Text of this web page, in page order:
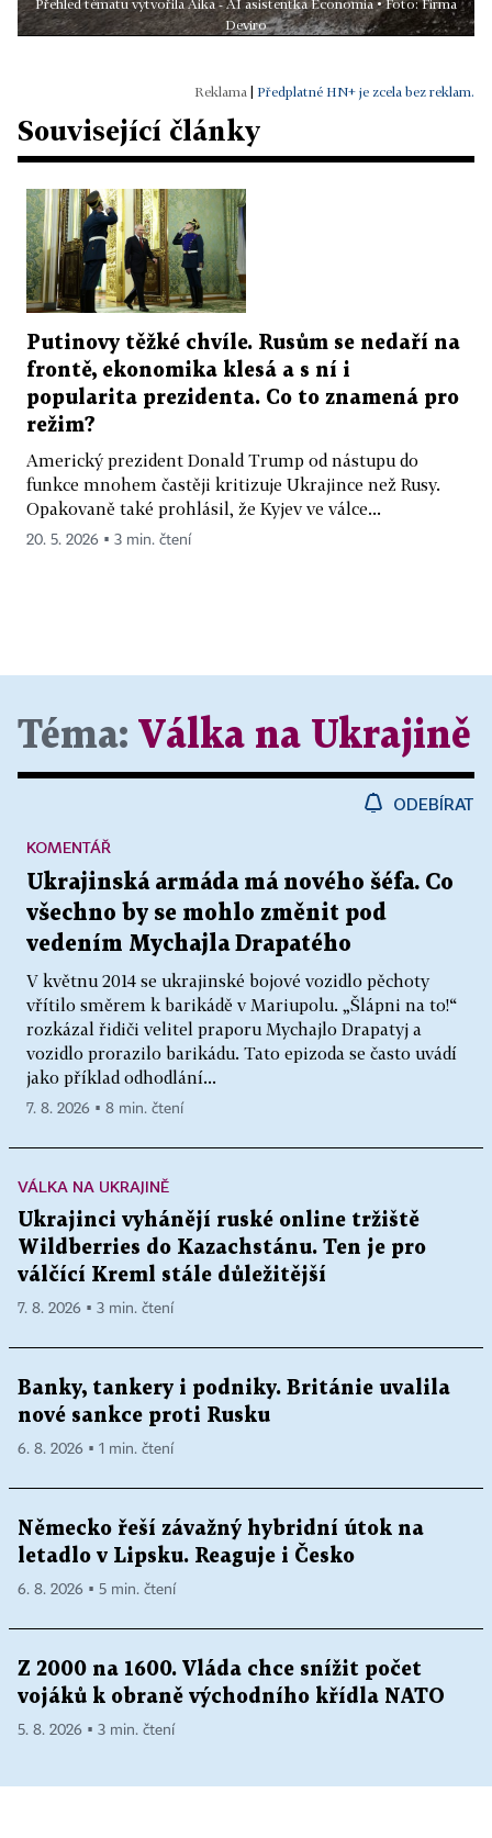
Přehled tématu vytvořila Aika - AI asistentka Economia • Foto: Firma
Deviro
Předplatné HN+ je zcela bez reklam.
Související články
Putinovy těžké chvíle. Rusům se nedaří na
frontě, ekonomika klesá a s ní i
popularita prezidenta. Co to znamená pro
režim?
Americký prezident Donald Trump od nástupu do
funkce mnohem častěji kritizuje Ukrajince než Rusy.
Opakovaně také prohlásil, že Kyjev ve válce...
20. 5. 2026 ▪ 3 min. čtení
Téma: Válka na Ukrajině
ODEBÍRAT
Ukrajinská armáda má nového šéfa. Co
všechno by se mohlo změnit pod
vedením Mychajla Drapatého
V květnu 2014 se ukrajinské bojové vozidlo pěchoty
vřítilo směrem k barikádě v Mariupolu. „Šlápni na to!“
rozkázal řidiči velitel praporu Mychajlo Drapatyj a
vozidlo prorazilo barikádu. Tato epizoda se často uvádí
jako příklad odhodlání...
KOMENTÁŘ
7. 8. 2026 ▪ 8 min. čtení
VÁLKA NA UKRAJINĚ
Ukrajinci vyhánějí ruské online tržiště
Wildberries do Kazachstánu. Ten je pro
válčící Kreml stále důležitější
7. 8. 2026 ▪ 3 min. čtení
Banky, tankery i podniky. Británie uvalila
nové sankce proti Rusku
6. 8. 2026 ▪ 1 min. čtení
Německo řeší závažný hybridní útok na
letadlo v Lipsku. Reaguje i Česko
6. 8. 2026 ▪ 5 min. čtení
Z 2000 na 1600. Vláda chce snížit počet
vojáků k obraně východního křídla NATO
5. 8. 2026 ▪ 3 min. čtení